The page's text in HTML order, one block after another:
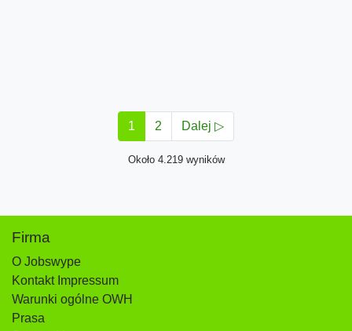
1 2 Dalej ▷
Około 4.219 wyników
Firma
O Jobswype
Kontakt Impressum
Warunki ogólne OWH
Prasa